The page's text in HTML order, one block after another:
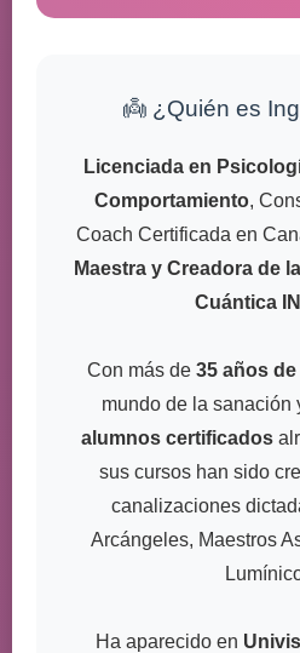
👼 ¿Quién es
Licenciada en
Comportamiento,
Coach Certificada en
Maestra y Creadora de
Cuántica
Con más de 35 años
mundo de la sanación
alumnos certificados
sus cursos han sido
canalizaciones
Arcángeles, Maestros
Ha aparecido en